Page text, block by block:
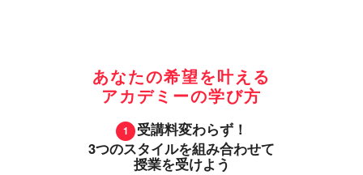
あなたの希望を叶える
アカデミーの学び方
受講料変わらず！
3つのスタイルを組み合わせて
授業を受けよう